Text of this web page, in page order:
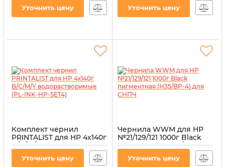
H35/BP-8
Уточнить цену Артикул:
Уточнить цену
Комплект чернил
PRINTALIST для HP 4х140г
B/C/M/Y
водорастворимые (PL-
INK-HP-SET4)
Уточнить цену
Чернила WWM для HP
№21/129/121 1000г Black
пигментная (H35/BP-4)
H35/BP-4
Уточнить цену